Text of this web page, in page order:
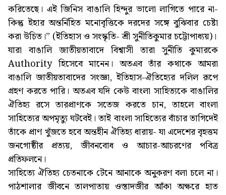
করিতেছে। এই জিনিস বাঙালি হিন্দুর ভালো লাগিতে পারে না-
কিন্তু ইহার অন্তর্নিহিত মনোবৃত্তিকে দরদের সঙ্গে বুঝিবার চেষ্টা
করা উচিত।” (ইতিহাস ও সংস্কৃতি- শ্রী সুনীতিকুমার চট্টোপাধ্যয়)।
যারা বাঙালি জাতীয়তাবাদে বিশ্বাসী তারা সুনীতি কুমারকে
Authority হিসেবে মানেন। অতএব তাঁর কথাকে আমরা
বাঙালি জাতীয়তাবাদের সংজ্ঞা, ইতিহাস-ঐতিহ্যের দলিল রূপে
গ্রহণ করতে পারি। অতএব যদি কেউ বাংলা সাহিত্যকে বাঙালির
ঐতিহ্য রসে তারপ্রাণকে সতেজ করতে চান, তাহলে বাংলা
সাহিত্যের অপমৃত্যু ঘটবেই। তাই বাংলা সাহিত্যের বাঁচার তাগিদেই
তাঁকে প্রাণ খুঁজতে হবে অন্তহীন ঐতিহ্য ধারায়- যা এদেশের বৃহত্তম
জনগোষ্ঠীর প্রত্যয়, জীবনবোধ ও আচার-আচরণের পবিত্র
প্রতিফলনে।
সাহিত্যে ঐতিহ্য চেতনাকে টেনে আনাকে অনুকরণ বলা চলে না।
পাঠশালার জীবনে তালপাতায় ওস্তাদজীর আঁকা অক্ষরে হাত